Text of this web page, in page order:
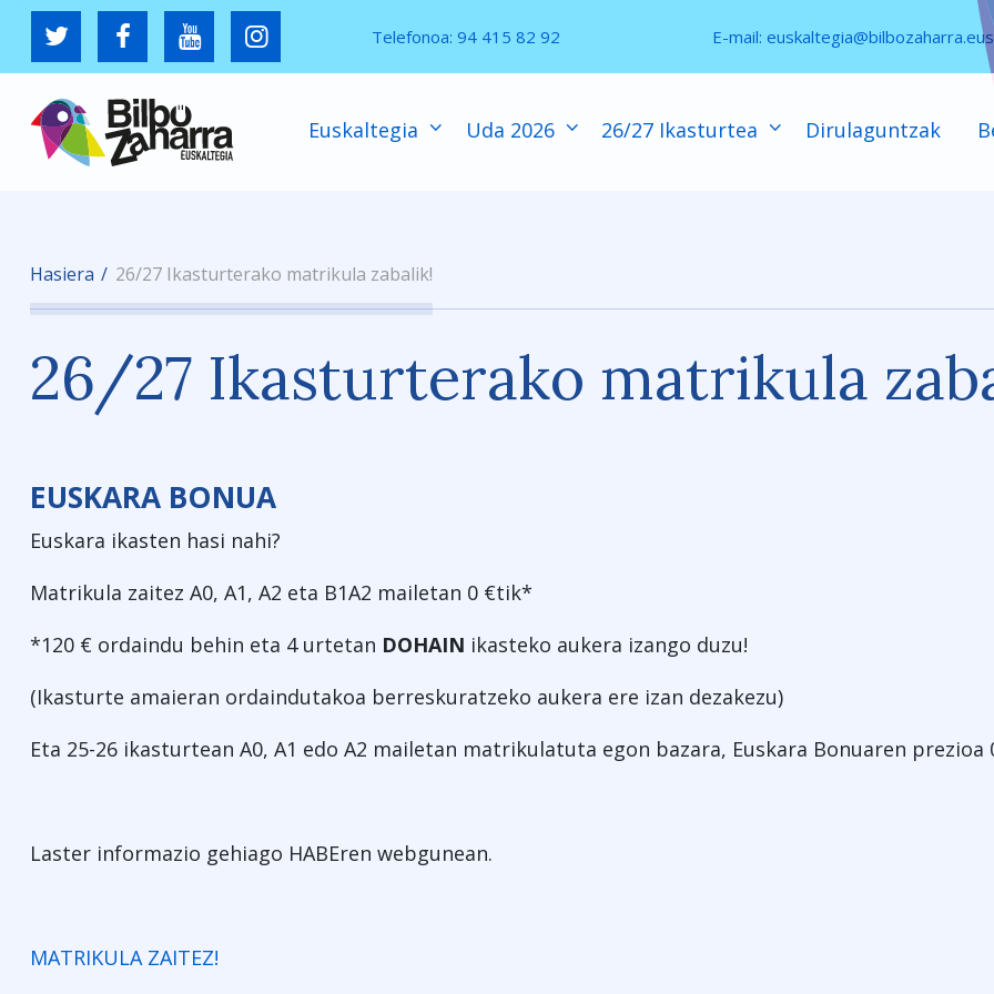
Telefonoa: 94 415 82 92 E-mail: euskaltegia@bilbozaharra.eus
Euskaltegia Uda 2026 26/27 Ikasturtea Dirulaguntzak
Hasiera 26/27 Ikasturterako matrikula zabalik!
26/27 Ikasturterako matrikula
EUSKARA BONUA
Euskara ikasten hasi nahi?
Matrikula zaitez A0, A1, A2 eta B1A2 mailetan 0 €tik*
*120 € ordaindu behin eta 4 urtetan DOHAIN ikasteko aukera izango duzu!
(Ikasturte amaieran ordaindutakoa berreskuratzeko aukera ere izan dezakezu)
Eta 25-26 ikasturtean A0, A1 edo A2 mailetan matrikulatuta egon bazara, Euskara Bonuaren prezioa
Laster informazio gehiago HABEren webgunean.
MATRIKULA ZAITEZ!